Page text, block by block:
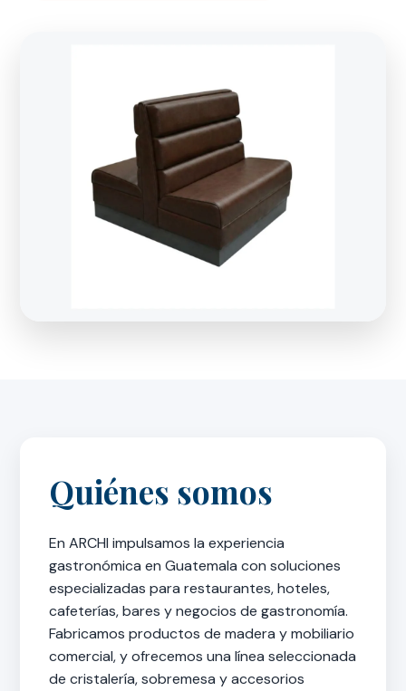
Quiénes somos
En ARCHI impulsamos la experiencia
gastronómica en Guatemala con soluciones
especializadas para restaurantes, hoteles,
cafeterías, bares y negocios de gastronomía.
Fabricamos productos de madera y mobiliario
comercial, y ofrecemos una línea seleccionada
de cristalería, sobremesa y accesorios